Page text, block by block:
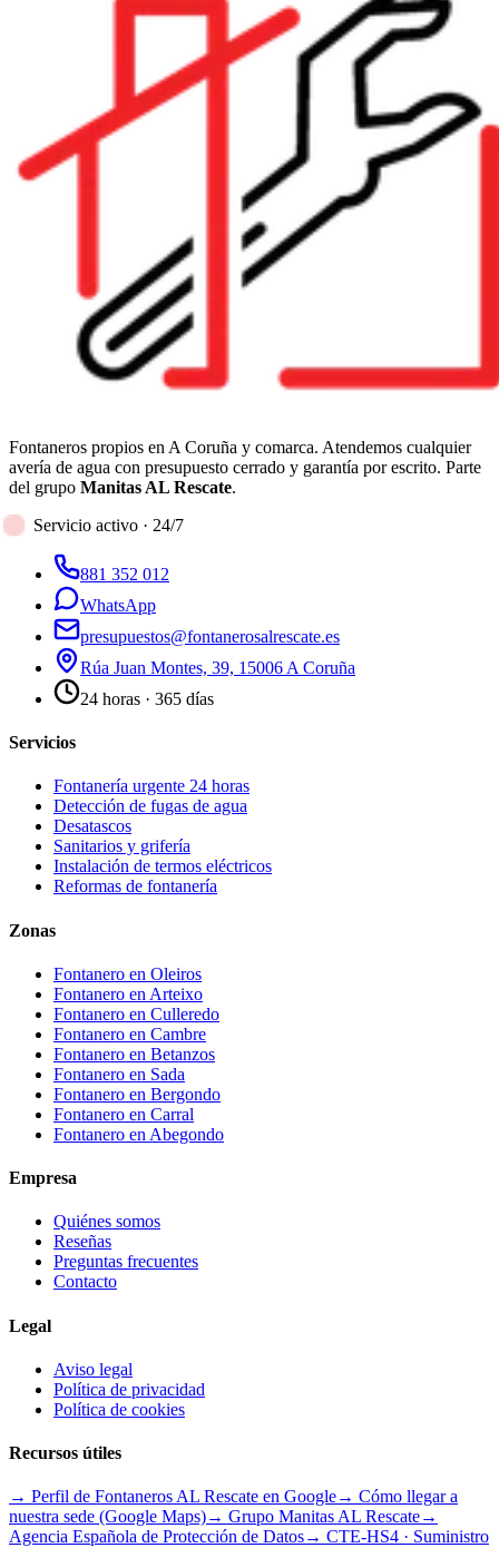
Fontaneros propios en A Coruña y comarca. Atendemos cualquier
avería de agua con presupuesto cerrado y garantía por escrito. Parte
del grupo Manitas AL Rescate.
Servicio activo · 24/7
881 352 012
WhatsApp
presupuestos@fontanerosalrescate.es
Rúa Juan Montes, 39, 15006 A Coruña
24 horas · 365 días
Servicios
Fontanería urgente 24 horas
Detección de fugas de agua
Desatascos
Sanitarios y grifería
Instalación de termos eléctricos
Reformas de fontanería
Zonas
Fontanero en Oleiros
Fontanero en Arteixo
Fontanero en Culleredo
Fontanero en Cambre
Fontanero en Betanzos
Fontanero en Sada
Fontanero en Bergondo
Fontanero en Carral
Fontanero en Abegondo
Empresa
Quiénes somos
Reseñas
Preguntas frecuentes
Contacto
Legal
Aviso legal
Política de privacidad
Política de cookies
Recursos útiles
→ Perfil de Fontaneros AL Rescate en Google→ Cómo llegar a
nuestra sede (Google Maps)→ Grupo Manitas AL Rescate→
Agencia Española de Protección de Datos→ CTE-HS4 · Suministro